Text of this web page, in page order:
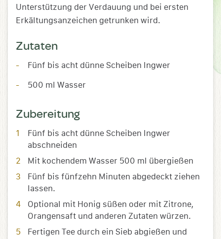
Unterstützung der Verdauung und bei ersten
Erkältungsanzeichen getrunken wird.
Zutaten
Fünf bis acht dünne Scheiben Ingwer
500 ml Wasser
Zubereitung
Fünf bis acht dünne Scheiben Ingwer
abschneiden
Mit kochendem Wasser 500 ml übergießen
Fünf bis fünfzehn Minuten abgedeckt ziehen
lassen.
Optional mit Honig süßen oder mit Zitrone,
Orangensaft und anderen Zutaten würzen.
Fertigen Tee durch ein Sieb abgießen und